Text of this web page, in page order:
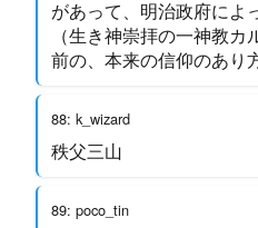
があって、明治政府によ
（生き神崇拝の一神教
前の、本来の信仰のあり
88: k_wizard
秩父三山
89: poco_tin